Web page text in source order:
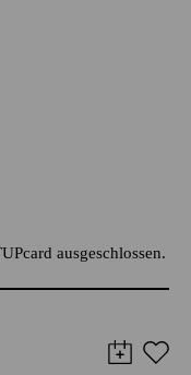
ausgeschlossen.